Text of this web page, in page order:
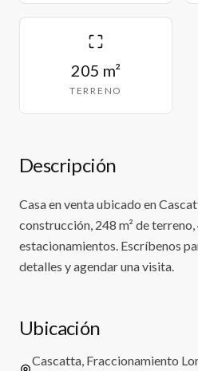
205 m²
TERRENO
Descripción
Casa en venta ubicado en
construcción, 248 m² de terreno,
estacionamientos. Escríbenos
detalles y agendar una visita.
Ubicación
Cascatta, Fraccionamiento